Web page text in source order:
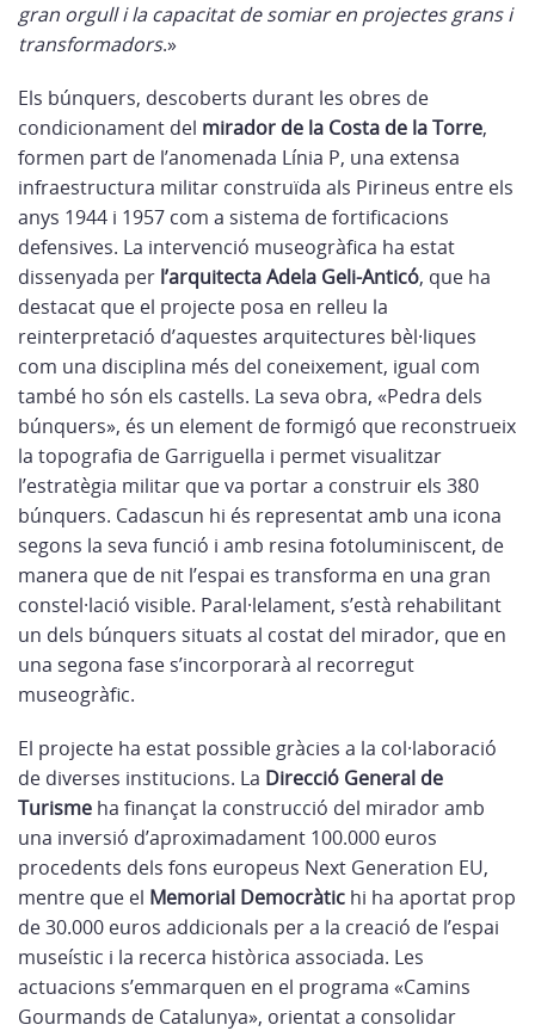
gran orgull i la capacitat de somiar en projectes grans i
transformadors.»
Els búnquers, descoberts durant les obres de
condicionament del mirador de la Costa de la Torre,
formen part de l’anomenada Línia P, una extensa
infraestructura militar construïda als Pirineus entre els
anys 1944 i 1957 com a sistema de fortificacions
defensives. La intervenció museogràfica ha estat
dissenyada per l’arquitecta Adela Geli-Anticó, que ha
destacat que el projecte posa en relleu la
reinterpretació d’aquestes arquitectures bèl·liques
com una disciplina més del coneixement, igual com
també ho són els castells. La seva obra, «Pedra dels
búnquers», és un element de formigó que reconstrueix
la topografia de Garriguella i permet visualitzar
l’estratègia militar que va portar a construir els 380
búnquers. Cadascun hi és representat amb una icona
segons la seva funció i amb resina fotoluminiscent, de
manera que de nit l’espai es transforma en una gran
constel·lació visible. Paral·lelament, s’està rehabilitant
un dels búnquers situats al costat del mirador, que en
una segona fase s’incorporarà al recorregut
museogràfic.
El projecte ha estat possible gràcies a la col·laboració
de diverses institucions. La Direcció General de
Turisme ha finançat la construcció del mirador amb
una inversió d’aproximadament 100.000 euros
procedents dels fons europeus Next Generation EU,
mentre que el Memorial Democràtic hi ha aportat prop
de 30.000 euros addicionals per a la creació de l’espai
museístic i la recerca històrica associada. Les
actuacions s’emmarquen en el programa «Camins
Gourmands de Catalunya», orientat a consolidar